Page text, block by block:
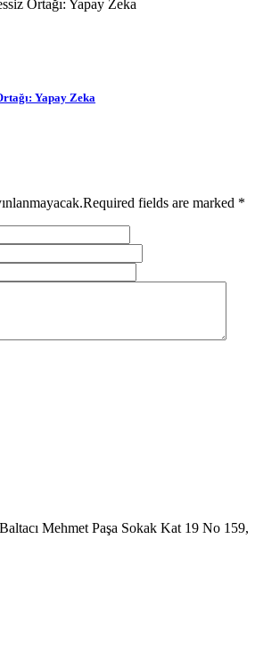
Yapay Zeka
fields are marked *
Mehmet Paşa Sokak Kat 19 No 159,